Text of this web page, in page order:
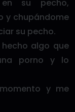
su pecho,
y chupándome
su pecho.
algo que
porno y lo
y me